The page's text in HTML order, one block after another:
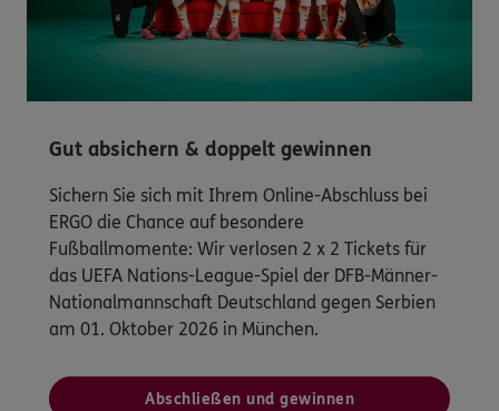
Gut absichern & doppelt gewinnen
Sichern Sie sich mit Ihrem Online-Abschluss bei
ERGO die Chance auf besondere
Fußballmomente: Wir verlosen 2 x 2 Tickets für
das UEFA Nations-League-Spiel der DFB-Männer-
Nationalmannschaft Deutschland gegen Serbien
am 01. Oktober 2026 in München.
Abschließen und gewinnen